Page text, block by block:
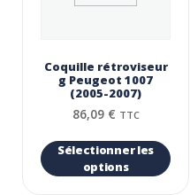
Coquille rétroviseur
g Peugeot 1007
(2005-2007)
86,09 € TTC
Sélectionner les
options